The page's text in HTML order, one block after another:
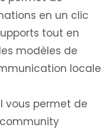
en un clic
tout en
modèles de
locale
vous permet de